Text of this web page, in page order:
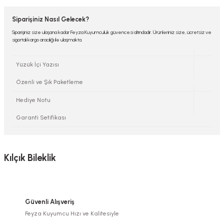
Siparişiniz Nasıl Gelecek?
Siparişiniz size ulaşana kadar Feyza Kuyumculuk güvencesi altındadır. Ürünleriniz size, ücretsiz ve
sigortalı kargo aracılığı ile ulaşmakta.
Yüzük İçi Yazısı
Özenli ve Şık Paketleme
Hediye Notu
Garanti Setifikası
Kılçık Bileklik
Güvenli Alışveriş
Feyza Kuyumcu Hızı ve Kalitesiyle